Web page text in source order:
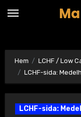
Hem
LCHF / Low
LCHF-sida:
LCHF-sida: